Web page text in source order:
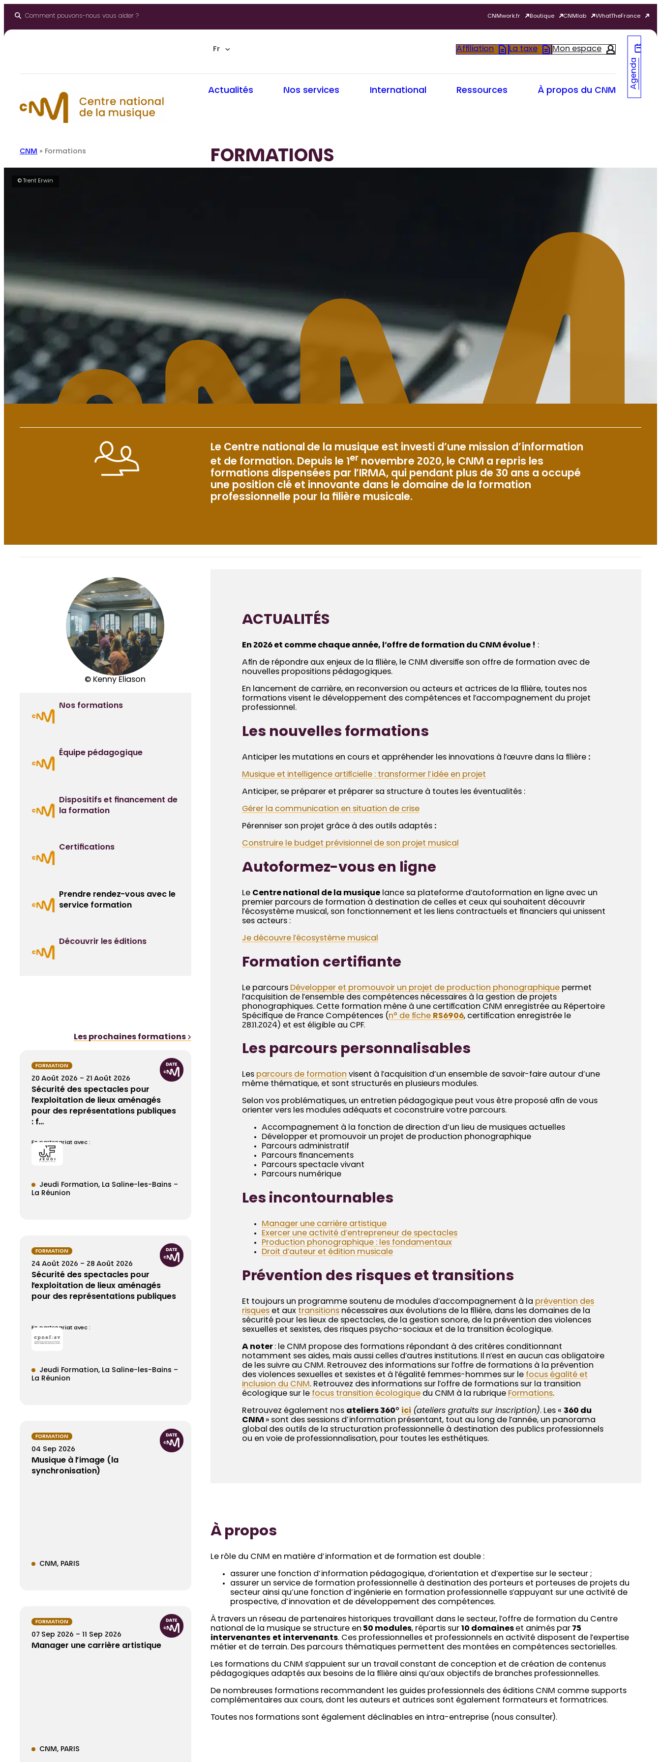
Comment pouvons-nous vous aider ? CNMwork.fr Boutique CNMlab WhatTheFrance
Fr Affiliation La taxe Mon espace
Actualités Nos services International Ressources À propos du CNM
Agenda
CNM » Formations FORMATIONS
© Trent Erwin
Le Centre national de la musique est investi d’une mission d’information
et de formation. Depuis le 1 er novembre 2020, le CNM a repris les
formations dispensées par l’IRMA, qui pendant plus de 30 ans a occupé
une position clé et innovante dans le domaine de la formation
professionnelle pour la filière musicale.
© Kenny Eliason
Nos formations
Équipe pédagogique
Dispositifs et financement de
la formation
Certifications
Prendre rendez-vous avec le
service formation
Découvrir les éditions
Les prochaines formations
FORMATION
20 Août 2026 – 21 Août 2026
Sécurité des spectacles pour
l’exploitation de lieux aménagés
pour des représentations publiques
: f…
En partenariat avec :
Jeudi Formation
La Saline-les-Bains –
La Réunion
FORMATION
24 Août 2026 – 28 Août 2026
Sécurité des spectacles pour
l’exploitation de lieux aménagés
pour des représentations publiques
En partenariat avec :
Jeudi Formation
La Saline-les-Bains –
La Réunion
FORMATION
04 Sep 2026
Musique à l’image (la
synchronisation)
CNM PARIS
FORMATION
07 Sep 2026 – 11 Sep 2026
Manager une carrière artistique
CNM PARIS
ACTUALITÉS
En 2026 et comme chaque année, l’offre de formation du CNM évolue ! :
Afin de répondre aux enjeux de la filière, le CNM diversifie son offre de formation avec de
nouvelles propositions pédagogiques.
En lancement de carrière, en reconversion ou acteurs et actrices de la filière, toutes nos
formations visent le développement des compétences et l’accompagnement du projet
professionnel.
Les nouvelles formations
Anticiper les mutations en cours et appréhender les innovations à l’œuvre dans la filière :
Musique et intelligence artificielle : transformer l’idée en projet
Anticiper, se préparer et préparer sa structure à toutes les éventualités :
Gérer la communication en situation de crise
Pérenniser son projet grâce à des outils adaptés :
Construire le budget prévisionnel de son projet musical
Autoformez-vous en ligne
Le Centre national de la musique lance sa plateforme d’autoformation en ligne avec un
premier parcours de formation à destination de celles et ceux qui souhaitent découvrir
l’écosystème musical, son fonctionnement et les liens contractuels et financiers qui unissent
ses acteurs :
Je découvre l’écosystème musical
Formation certifiante
Le parcours Développer et promouvoir un projet de production phonographique permet
l’acquisition de l’ensemble des compétences nécessaires à la gestion de projets
phonographiques. Cette formation mène à une certification CNM enregistrée au Répertoire
Spécifique de France Compétences (n° de fiche RS6906, certification enregistrée le
28.11.2024) et est éligible au CPF.
Les parcours personnalisables
Les parcours de formation visent à l’acquisition d’un ensemble de savoir-faire autour d’une
même thématique, et sont structurés en plusieurs modules.
Selon vos problématiques, un entretien pédagogique peut vous être proposé afin de vous
orienter vers les modules adéquats et coconstruire votre parcours.
Accompagnement à la fonction de direction d’un lieu de musiques actuelles
Développer et promouvoir un projet de production phonographique
Parcours administratif
Parcours financements
Parcours spectacle vivant
Parcours numérique
Les incontournables
Manager une carrière artistique
Exercer une activité d’entrepreneur de spectacles
Production phonographique : les fondamentaux
Droit d’auteur et édition musicale
Prévention des risques et transitions
Et toujours un programme soutenu de modules d’accompagnement à la prévention des
risques et aux transitions nécessaires aux évolutions de la filière, dans les domaines de la
sécurité pour les lieux de spectacles, de la gestion sonore, de la prévention des violences
sexuelles et sexistes, des risques psycho-sociaux et de la transition écologique.
A noter : le CNM propose des formations répondant à des critères conditionnant
notamment ses aides, mais aussi celles d’autres institutions. Il n’est en aucun cas obligatoire
de les suivre au CNM. Retrouvez des informations sur l’offre de formations à la prévention
des violences sexuelles et sexistes et à l’égalité femmes-hommes sur le focus égalité et
inclusion du CNM . Retrouvez des informations sur l’offre de formations sur la transition
écologique sur le focus transition écologique du CNM à la rubrique Formations.
Retrouvez également nos ateliers 360° ici (ateliers gratuits sur inscription). Les « 360 du
CNM » sont des sessions d’information présentant, tout au long de l’année, un panorama
global des outils de la structuration professionnelle à destination des publics professionnels
ou en voie de professionnalisation, pour toutes les esthétiques.
À propos
Le rôle du CNM en matière d’information et de formation est double :
assurer une fonction d’information pédagogique, d’orientation et d’expertise sur le secteur ;
assurer un service de formation professionnelle à destination des porteurs et porteuses de projets du
secteur ainsi qu’une fonction d’ingénierie en formation professionnelle s’appuyant sur une activité de
prospective, d’innovation et de développement des compétences.
À travers un réseau de partenaires historiques travaillant dans le secteur, l’offre de formation du Centre
national de la musique se structure en 50 modules, répartis sur10 domaines et animés par75
intervenantes et intervenants. Ces professionnelles et professionnels en activité disposent de l’expertise
métier et de terrain. Des parcours thématiques permettent des montées en compétences sectorielles.
Les formations du CNM s’appuient sur un travail constant de conception et de création de contenus
pédagogiques adaptés aux besoins de la filière ainsi qu’aux objectifs de branches professionnelles.
De nombreuses formations recommandent les guides professionnels des éditions CNM comme supports
complémentaires aux cours, dont les auteurs et autrices sont également formateurs et formatrices.
Toutes nos formations sont également déclinables en intra-entreprise (nous consulter).